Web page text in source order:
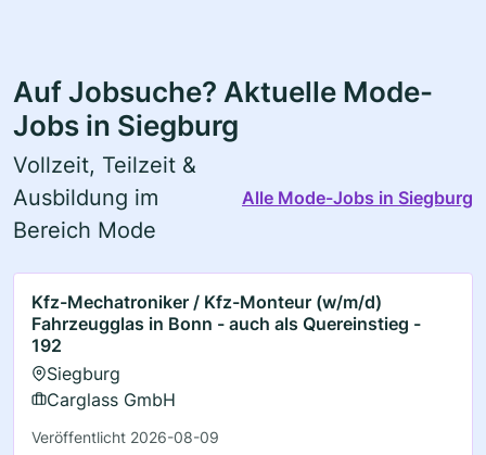
Auf Jobsuche? Aktuelle Mode-
Jobs in Siegburg
Vollzeit, Teilzeit &
Ausbildung im
Bereich Mode
Alle Mode-Jobs in Siegburg
Kfz-Mechatroniker / Kfz-Monteur (w/m/d)
Fahrzeugglas in Bonn - auch als Quereinstieg -
192
Siegburg
Carglass GmbH
Veröffentlicht 2026-08-09